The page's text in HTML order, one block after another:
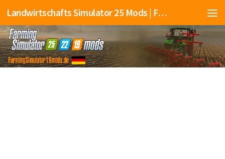
Landwirtschafts Simulator 25 Mods | Farming Simulator 25 Mods | FS25 Mods